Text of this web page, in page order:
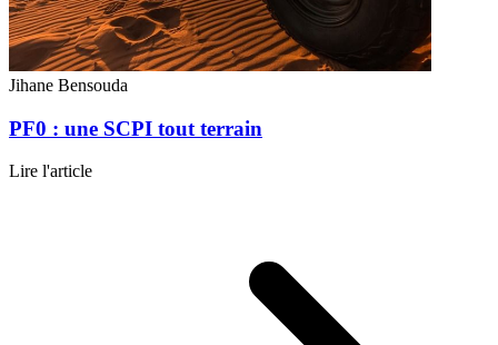
Jihane Bensouda
PF0 : une SCPI tout terrain
Lire l'article